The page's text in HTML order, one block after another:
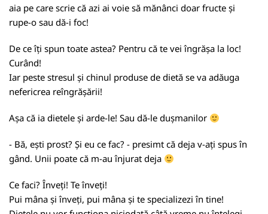
aia pe care scrie că azi ai voie să mănânci doar fructe și
rupe-o sau dă-i foc!
De ce îți spun toate astea? Pentru că te vei îngrășa la loc!
Curând!
Iar peste stresul și chinul produse de dietă se va adăuga
nefericrea reîngrășării!
Așa că ia dietele și arde-le! Sau dă-le dușmanilor
- Bă, ești prost? Și eu ce fac? - presimt că deja v-ați spus în
gând. Unii poate că m-au înjurat deja
Ce faci? Înveți! Te înveți!
Pui mâna și înveți, pui mâna și te specializezi în tine!